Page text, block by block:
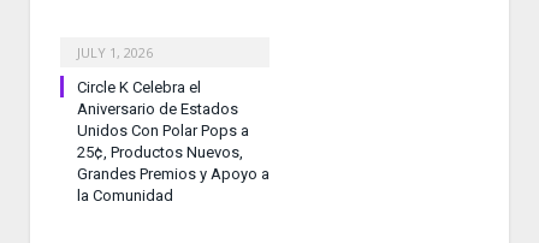
JULY 1, 2026
Circle K Celebra el
Aniversario de Estados
Unidos Con Polar Pops a
25¢, Productos Nuevos,
Grandes Premios y Apoyo a
la Comunidad